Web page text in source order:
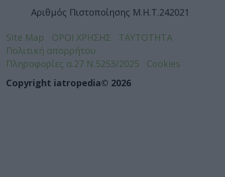
Αριθμός Πιστοποίησης Μ.Η.Τ.242021
Site Map ΟΡΟΙ ΧΡΗΣΗΣ
ΤΑΥΤΟΤΗΤΑ
Πολιτική απορρήτου
Πληροφορίες α.27 Ν.5253/2025
Cookies
Copyright iatropedia© 2026